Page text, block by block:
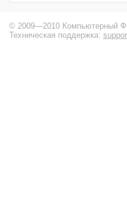
© 2009—2010 Компьютерный
Техническая поддержка: